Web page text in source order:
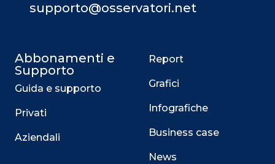
supporto@osservatori.net
Abbonamenti e
Supporto
Guida e supporto
Privati
Aziendali
Report
Grafici
Infografiche
Business case
News